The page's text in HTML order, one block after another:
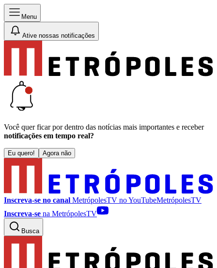
Menu
Ative nossas notificações
Você quer ficar por dentro das notícias mais importantes e receber
notificações em tempo real?
Eu quero! Agora não
Inscreva-se no canal MetrópolesTV noYouTubeMetrópolesTV
Inscreva-se na MetrópolesTV
Busca